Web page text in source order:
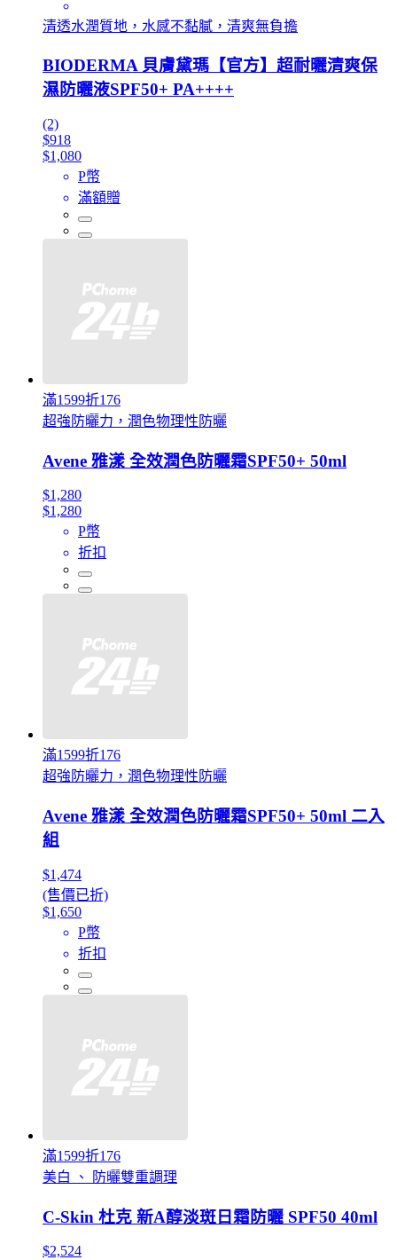
清透水潤質地，水感不黏膩，清爽無負擔
BIODERMA 貝膚黛瑪【官方】超耐曬清爽保
濕防曬液SPF50+ PA++++
(2)
$918
$1,080
P幣
滿額贈
滿1599折176
超強防曬力，潤色物理性防曬
Avene 雅漾 全效潤色防曬霜SPF50+ 50ml
$1,280
$1,280
P幣
折扣
滿1599折176
超強防曬力，潤色物理性防曬
Avene 雅漾 全效潤色防曬霜SPF50+ 50ml 二入
組
$1,474
(售價已折)
$1,650
P幣
折扣
滿1599折176
美白 、 防曬雙重調理
C-Skin 杜克 新A醇淡斑日霜防曬 SPF50 40ml
$2,524